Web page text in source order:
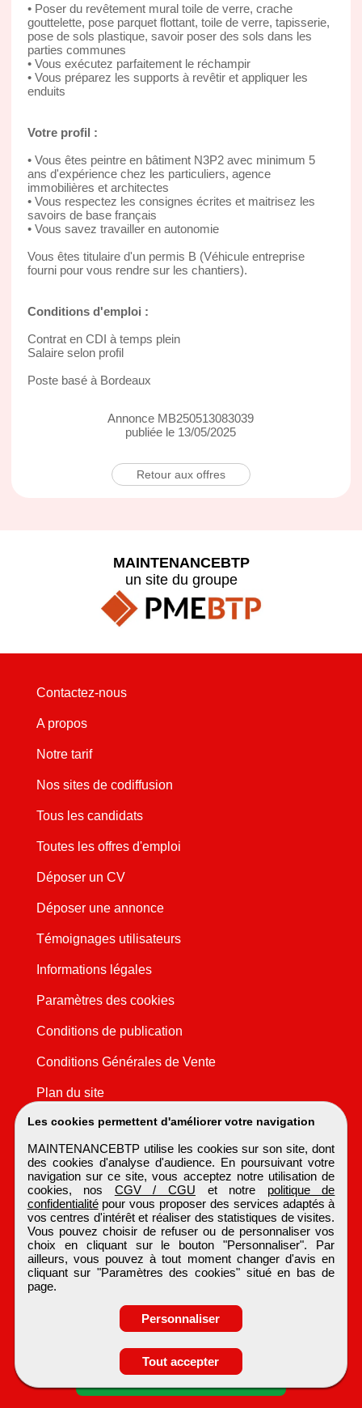
Candidature spontanée
• Poser du revêtement mural toile de verre, crache
gouttelette, pose parquet flottant, toile de verre, tapisserie,
pose de sols plastique, savoir poser des sols dans les
parties communes
• Vous exécutez parfaitement le réchampir
• Vous préparez les supports à revêtir et appliquer les
enduits
Votre profil :
• Vous êtes peintre en bâtiment N3P2 avec minimum 5
ans d'expérience chez les particuliers, agence
immobilières et architectes
• Vous respectez les consignes écrites et maitrisez les
savoirs de base français
• Vous savez travailler en autonomie
Vous êtes titulaire d'un permis B (Véhicule entreprise
fourni pour vous rendre sur les chantiers).
Conditions d'emploi :
Contrat en CDI à temps plein
Salaire selon profil
Poste basé à Bordeaux
Annonce MB250513083039
publiée le 13/05/2025
Retour aux offres
Les cookies permettent d'améliorer votre navigation
MAINTENANCEBTP utilise les cookies sur son site, dont
des cookies d'analyse d'audience. En poursuivant votre
navigation sur ce site, vous acceptez notre utilisation de
cookies, nos CGV / CGU et notre politique de
confidentialitépour vous proposer des services adaptés à
vos centres d'intérêt et réaliser des statistiques de visites.
Vous pouvez choisir de refuser ou de personnaliser vos
choix en cliquant sur le bouton "Personnaliser". Par
ailleurs, vous pouvez à tout moment changer d'avis en
cliquant sur "Paramètres des cookies" situé en bas de
page.
Personnaliser
Tout accepter
MAINTENANCEBTP
un site du groupe
Contactez-nous
A propos
Notre tarif
Nos sites de codiffusion
Tous les candidats
Toutes les offres d'emploi
Déposer un CV
Déposer une annonce
Témoignages utilisateurs
Informations légales
Paramètres des cookies
Conditions de publication
Conditions Générales de Vente
Plan du site
MAINTENANCEBTP
Tous droits réservés © 1999 - 2026